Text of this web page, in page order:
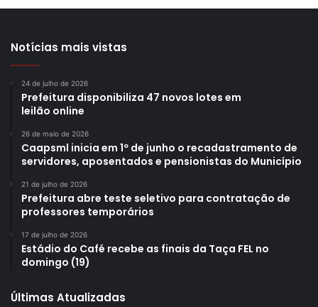
Notícias mais vistas
24 de julho de 2026
Prefeitura disponibiliza 47 novos lotes em
leilão online
26 de maio de 2026
Caapsml inicia em 1º de junho o recadastramento de
servidores, aposentados e pensionistas do Município
21 de julho de 2026
Prefeitura abre teste seletivo para contratação de
professores temporários
17 de julho de 2026
Estádio do Café recebe as finais da Taça FEL no
domingo (19)
Últimas Atualizadas